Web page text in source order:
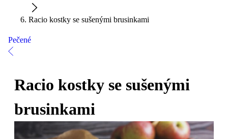
Racio kostky se sušenými brusinkami
Pečené
Racio kostky se sušenými
brusinkami